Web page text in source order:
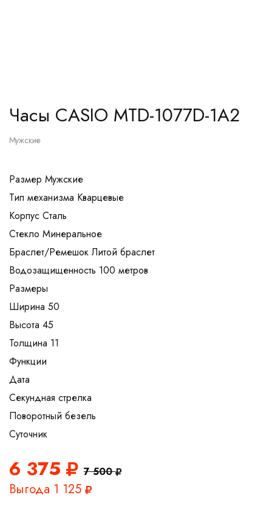
Часы CASIO MTD-1077D-1A2
Мужские
Размер Мужские
Тип механизма Кварцевые
Корпуc Сталь
Стекло Минеральное
Браслет/Ремешок Литой браслет
Водозащищенность 100 метров
Размеры
Ширина 50
Высота 45
Толщина 11
Функции
Дата
Секундная стрелка
Поворотный безель
6 375 7 500
Выгода 1 125